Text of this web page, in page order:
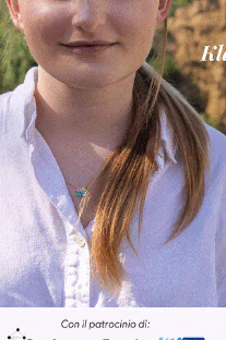
Articolo precedente
Festival della partecipazione a San
Giovanni Valdarno, seconda
Ultime Notizie